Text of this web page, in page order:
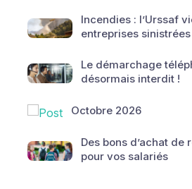
Incendies : l’Urssaf
entreprises sinistrées
Le démarchage
désormais interdit !
Octobre 2026
Des bons d’achat de
pour vos salariés